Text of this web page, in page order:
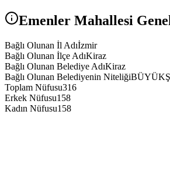
Emenler Mahallesi
Bağlı Olunan İl Adıİzmir
Bağlı Olunan İlçe AdıKiraz
Bağlı Olunan Belediye AdıKiraz
Bağlı Olunan Belediyenin Niteliği
Toplam Nüfusu316
Erkek Nüfusu158
Kadın Nüfusu158